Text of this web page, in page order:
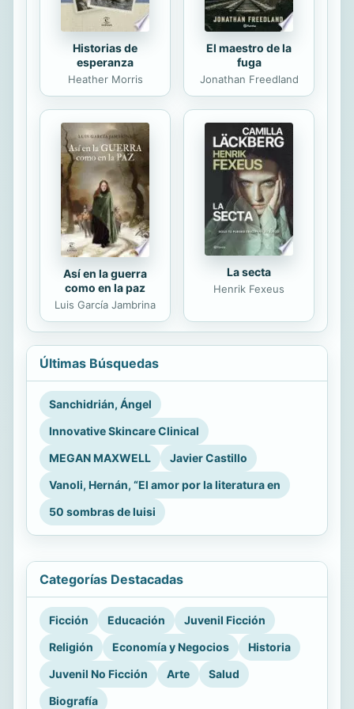
Historias de
esperanza
Heather Morris
El maestro de la
fuga
Jonathan Freedland
Así en la guerra
como en la paz
Luis García Jambrina
La secta
Henrik Fexeus
Últimas Búsquedas
Sanchidrián, Ángel
Innovative Skincare Clinical
MEGAN MAXWELL
Javier Castillo
Vanoli, Hernán, “El amor por la literatura en
50 sombras de luisi
Categorías Destacadas
Ficción Educación
Juvenil Ficción
Religión
Economía y Negocios
Historia
Juvenil No Ficción
Arte
Salud
Biografía